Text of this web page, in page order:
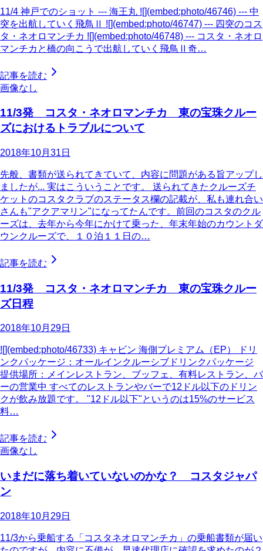
11/4 神戸でのショット --- 海王丸 ![](embed:photo/46746) --- 中
突を出航していく飛鳥Ⅱ ![](embed:photo/46747) --- 四突のコス
タ・ネオロマンチカ ![](embed:photo/46748) --- コスタ・ネオロ
マンチカと橋の向こうで出航していく飛鳥Ⅱ奇…
記事を読む
画像なし
11/3発 コスタ・ネオロマンチカ 東の宝珠クルー
ズにおけるトラブルについて
2018年10月31日
先般、書類が送られてきていて、内容に問題がある旨アップし
ましたが... 実はこういうことです。 送られてきたクルーズチ
ケットのコスタクラブのステータス欄の記載が、私も連れ合い
さんも"アクアマリン"になってたんです。前回のコスタのクル
ーズは、去年から今年にかけて乗った、年末年始のカウントダ
ウンクルーズで、１０泊１１日の…
記事を読む
11/3発 コスタ・ネオロマンチカ 東の宝珠クルー
ズ日程
2018年10月29日
![](embed:photo/46733) キャビン 海側プレミアム（EP） ドリ
ンクパッケージ：オールインクルーシブドリンクパッケージ
提供場所：メインレストラン、ブッフェ、有料レストラン、バ
ーの営業中 すべてのレストランやバーで12ドル以下のドリン
クが飲み放題です。 "12ドル以下"というのは15%のサービス
料…
記事を読む
画像なし
いまだに落ち着いていないのかな？ コスタジャパ
ン
2018年10月29日
11/3から乗船する「コスタネオロマンチカ」の乗船書類が届い